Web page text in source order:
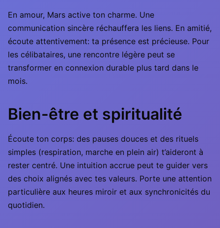
En amour, Mars active ton charme. Une
communication sincère réchauffera les liens. En amitié,
écoute attentivement: ta présence est précieuse. Pour
les célibataires, une rencontre légère peut se
transformer en connexion durable plus tard dans le
mois.
Bien-être et spiritualité
Écoute ton corps: des pauses douces et des rituels
simples (respiration, marche en plein air) t’aideront à
rester centré. Une intuition accrue peut te guider vers
des choix alignés avec tes valeurs. Porte une attention
particulière aux heures miroir et aux synchronicités du
quotidien.